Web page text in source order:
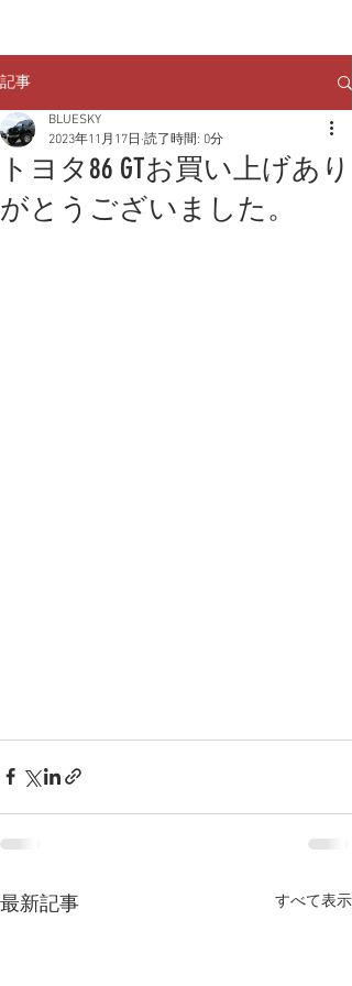
記事
トヨタ86 GTお買い上げあり
がとうございました。
BLUESKY
2023年11月17日 読了時間: 0分
最新記事 すべて表示